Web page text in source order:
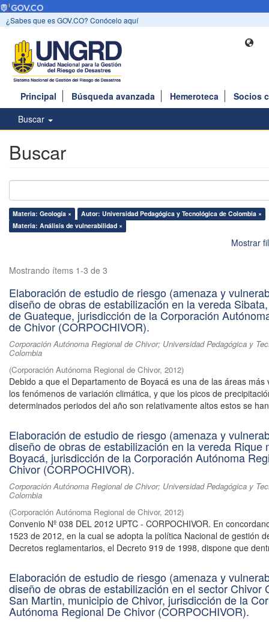
¿Sabes que es GOV.CO? Conócelo aquí
Principal Búsqueda avanzada Hemeroteca
Socios
Buscar
Buscar
Materia: Geología ×
Autor: Universidad Pedagógica y Tecnológica de Colombia ×
Materia: Análisis de vulnerabilidad ×
Mostrar
Mostrando ítems 1-3 de 3
Elaboración de estudio de riesgo (amenaza y
diseño de obras de estabilización en la vereda
de Guateque, jurisdicción de la Corporación
de Chivor (CORPOCHIVOR).
Corporación Autónoma Regional de Chivor; Universidad Pedagógica y
Colombia
(Corporación Autónoma Regional de Chivor, 2012)
Debido a que el Departamento de Boyacá es una de las áreas más
los fenómenos de variación climática, y que los picos de
determinados periodos del año son relativamente altos estos se
Elaboración de estudio de riesgo (amenaza y
diseño de obras de estabilización en la vereda Rique
Boyacá, jurisdicción de la Corporación Autónoma
Chivor (CORPOCHIVOR).
Corporación Autónoma Regional de Chivor; Universidad Pedagógica y
Colombia
(Corporación Autónoma Regional de Chivor, 2012)
Convenio Nº 038 DEL 2012 UPTC - CORPOCHIVOR. En
1523 de 2012, en la cual se adopta la política Nacional de gestión
Decretos reglamentarios, el Decreto 919 de 1998, dispone que
Elaboración de estudio de riesgo (amenaza y
diseño de obras de estabilización en el sector Chivor
San Martin, municipio de Chivor, jurisdicción de la
Autónoma Regional De Chivor (CORPOCHIVOR).